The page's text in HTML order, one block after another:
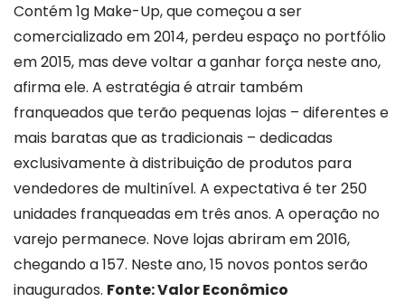
Contém 1g Make-Up, que começou a ser
comercializado em 2014, perdeu espaço no portfólio
em 2015, mas deve voltar a ganhar força neste ano,
afirma ele. A estratégia é atrair também
franqueados que terão pequenas lojas – diferentes e
mais baratas que as tradicionais – dedicadas
exclusivamente à distribuição de produtos para
vendedores de multinível. A expectativa é ter 250
unidades franqueadas em três anos. A operação no
varejo permanece. Nove lojas abriram em 2016,
chegando a 157. Neste ano, 15 novos pontos serão
inaugurados. Fonte: Valor Econômico